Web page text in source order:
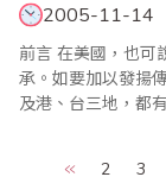
2005-11-14
前言 在美國，也可說在海外僑居地，珠心算的發展是一種文化傳
承。如要加以發揚
及港、台三地，都
隔。在亞裔社會，
認同相對程度較高，這是文
2 3